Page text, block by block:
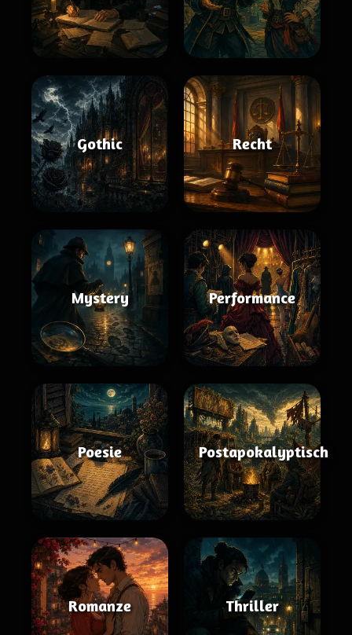
Gothic Recht
Mystery Performance
Poesie Postapokalyptisch
Romanze Thriller